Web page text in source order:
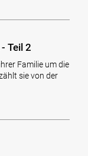
Teil 2
Familie um die
sie von der